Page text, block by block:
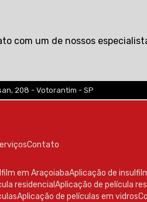
com um de nossos
208 - Votorantim - SP
Serviços Contato
em Araçoiaba Aplicação de
residencial Aplicação de película
Aplicação de películas em vidros